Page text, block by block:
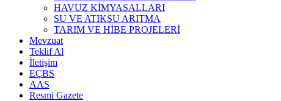
HAVUZ KİMYASALLARI
SU VE ATIKSU ARITMA
TARIM VE HİBE PROJELERİ
Mevzuat
Teklif Al
İletişim
EÇBS
AAS
Resmi Gazete